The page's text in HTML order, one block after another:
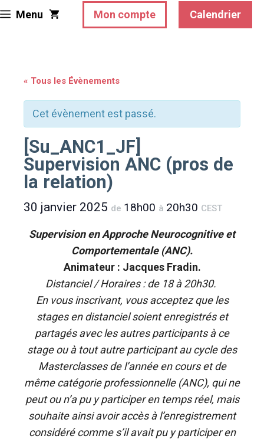
Aller
Menu Mon compte Calendrier
« Tous les Évènements
Cet évènement est passé.
[Su_ANC1_JF]
Supervision ANC (pros de
la relation)
30 janvier 2025 de 18h00 à 20h30 CEST
Supervision en Approche Neurocognitive et
Comportementale (ANC).
Animateur : Jacques Fradin.
Distanciel / Horaires : de 18 à 20h30.
En vous inscrivant, vous acceptez que les
stages en distanciel soient enregistrés et
partagés avec les autres participants à ce
stage ou à tout autre participant au cycle des
Masterclasses de l’année en cours et de
même catégorie professionnelle (ANC), qui ne
peut ou n’a pu y participer en temps réel, mais
souhaite ainsi avoir accès à l’enregistrement
considéré comme s’il avait pu y participer en